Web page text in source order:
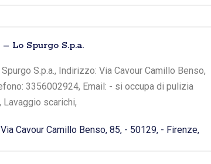
Lo Spurgo S.p.a.
S.p.a., Indirizzo: Via Cavour Camillo Benso,
3356002924, Email: - si occupa di pulizia
scarichi,
Via Cavour Camillo Benso, 85, - 50129, - Firenze,